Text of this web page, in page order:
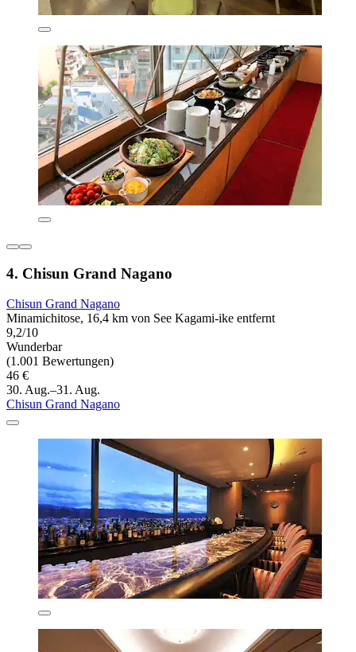
4. Chisun Grand Nagano
Chisun Grand Nagano
Minamichitose, 16,4 km von See Kagami-ike entfernt
9,2/10
Wunderbar
(1.001 Bewertungen)
46 €
30. Aug.–31. Aug.
Chisun Grand Nagano